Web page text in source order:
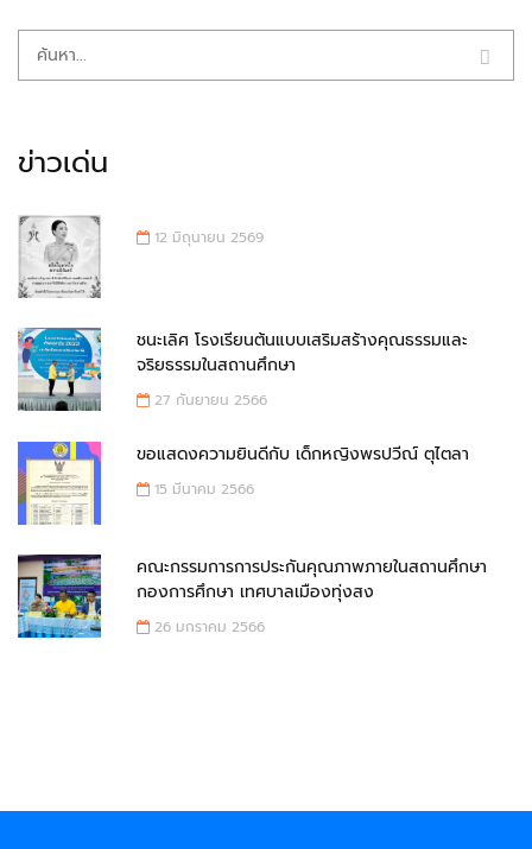
ข่าวเด่น
12 มิถุนายน 2569
ชนะเลิศ โรงเรียนต้นแบบเสริมสร้างคุณธรรมและ
จริยธรรมในสถานศึกษา
27 กันยายน 2566
ขอแสดงความยินดีกับ เด็กหญิงพรปวีณ์ ตุไตลา
15 มีนาคม 2566
คณะกรรมการการประกันคุณภาพภายในสถานศึกษา
กองการศึกษา เทศบาลเมืองทุ่งสง
26 มกราคม 2566